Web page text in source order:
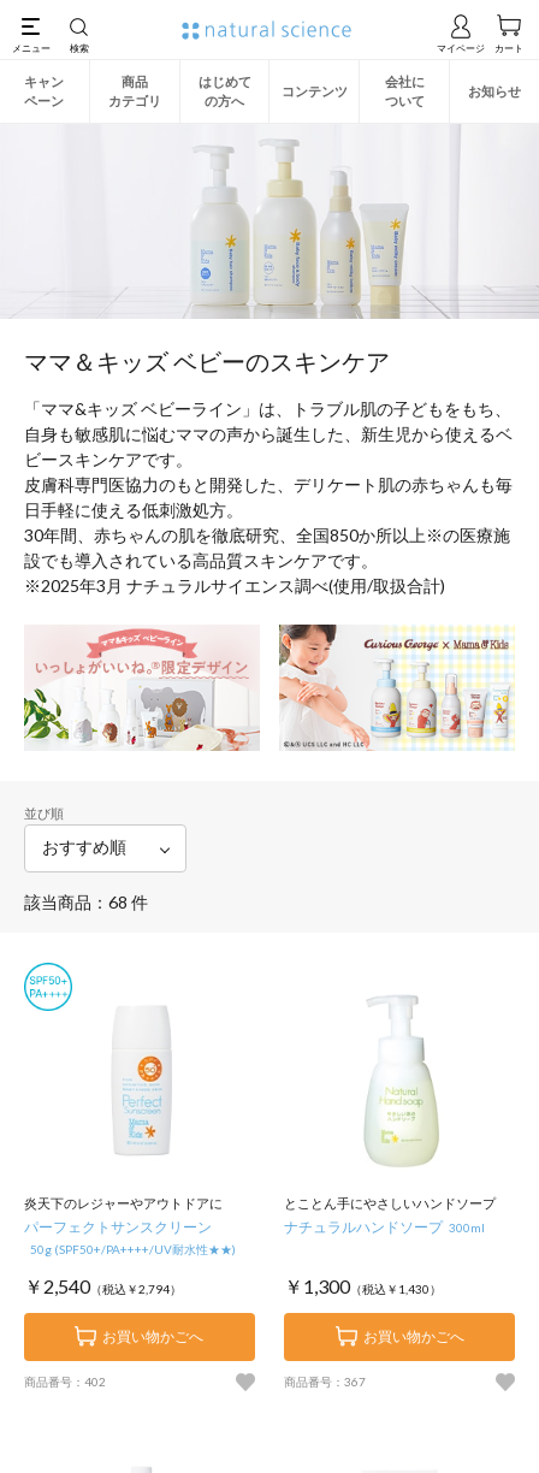
キャン
ペーン
商品
カテゴリ
はじめて
の方へ
コンテンツ
会社に
ついて
お知らせ
ママ＆キッズ ベビーのスキンケア
「ママ&キッズ ベビーライン」は、トラブル肌の子どもをもち、
自身も敏感肌に悩むママの声から誕生した、新生児から使えるベ
ビースキンケアです。
皮膚科専門医協力のもと開発した、デリケート肌の赤ちゃんも毎
日手軽に使える低刺激処方。
30年間、赤ちゃんの肌を徹底研究、全国850か所以上※の医療施
設でも導入されている高品質スキンケアです。
※2025年3月 ナチュラルサイエンス調べ(使用/取扱合計)
並び順
該当商品：68 件
炎天下のレジャーやアウトドアに
パーフェクトサンスクリーン
50g (SPF50+/PA++++/UV耐水性★★)
￥2,540（税込￥2,794）
お買い物かごへ
商品番号：402
とことん手にやさしいハンドソープ
ナチュラルハンドソープ 300ml
￥1,300（税込￥1,430）
お買い物かごへ
商品番号：367